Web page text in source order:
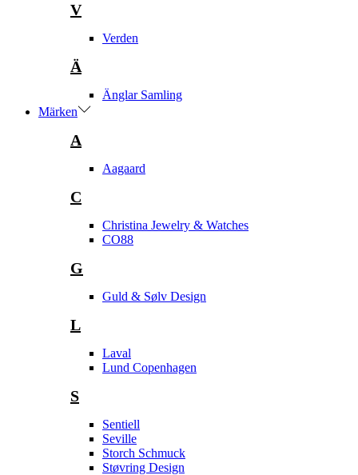
V
Verden
Ä
Änglar Samling
Märken
A
Aagaard
C
Christina Jewelry & Watches
CO88
G
Guld & Sølv Design
L
Laval
Lund Copenhagen
S
Sentiell
Seville
Storch Schmuck
Støvring Design